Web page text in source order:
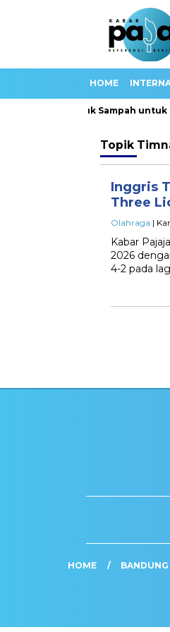
HOME
100 Truk Sampah untuk
Topik
Inggris
Three
Olahraga |
Kabar
2026
4-2 pada
HOME BANDUNG